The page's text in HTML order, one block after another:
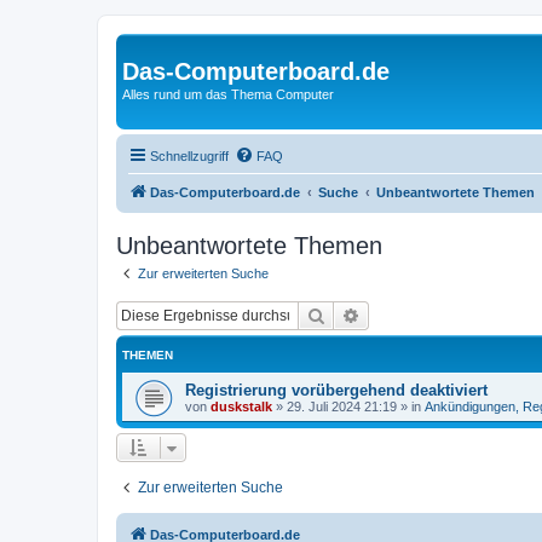
Das-Computerboard.de
Alles rund um das Thema Computer
Schnellzugriff FAQ
Das-Computerboard.de Suche Unbeantwortete Themen
Unbeantwortete Themen
Zur erweiterten Suche
Suche
THEMEN
Registrierung vorübergehend deaktiviert
von duskstalk » 29. Juli 2024 21:19 » in Ankündigungen,
Zur erweiterten Suche
Das-Computerboard.de